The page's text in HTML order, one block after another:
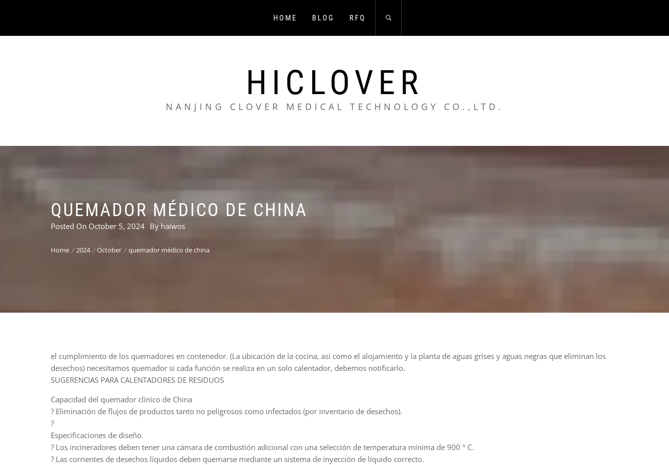
HOME BLOG RFQ
HICLOVER
NANJING CLOVER MEDICAL TECHNOLOGY CO.,LTD.
QUEMADOR MÉDICO DE CHINA
Posted On October 5, 2024 By haiwos
Home 2024 October quemador médico de china
el cumplimiento de los quemadores en contenedor. (La ubicación de la cocina, así como el alojamiento y la planta de aguas grises y aguas negras que eliminan los
desechos) necesitamos quemador si cada función se realiza en un solo calentador, debemos notificarlo.
SUGERENCIAS PARA CALENTADORES DE RESIDUOS
Capacidad del quemador clínico de China
? Eliminación de flujos de productos tanto no peligrosos como infectados (por inventario de desechos).
?
Especificaciones de diseño.
? Los incineradores deben tener una cámara de combustión adicional con una selección de temperatura mínima de 900 ° C.
? Las corrientes de desechos líquidos deben quemarse mediante un sistema de inyección de líquido correcto.